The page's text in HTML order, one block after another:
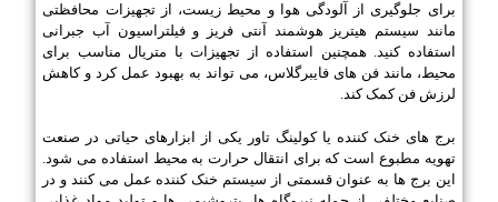
برای جلوگیری از آلودگی هوا و محیط زیست، از تجهیزات محافظتی
مانند سیستم هیتریز هوشمند آنتی فریز و فیلتراسیون آب جبرانی
استفاده کنید. همچنین استفاده از تجهیزات با متریال مناسب برای
محیط، مانند فن های فایبرگلاس، می تواند به بهبود عمل کرد و کاهش
لرزش فن کمک کند.
برج های خنک کننده یا کولینگ تاور یکی از ابزارهای حیاتی در صنعت
تهویه مطبوع است که برای انتقال حرارت به محیط استفاده می شود.
این برج ها به عنوان قسمتی از سیستم خنک کننده عمل می کنند و در